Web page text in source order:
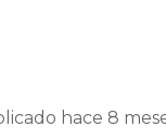
hace 8